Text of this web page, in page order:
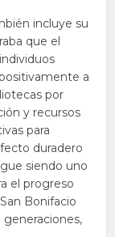
incluye su
que el
a
por
y recursos
para
duradero
siendo uno
el progreso
Bonifacio
generaciones,